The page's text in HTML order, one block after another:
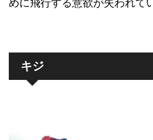
めに飛行する意欲が失われて
キジ